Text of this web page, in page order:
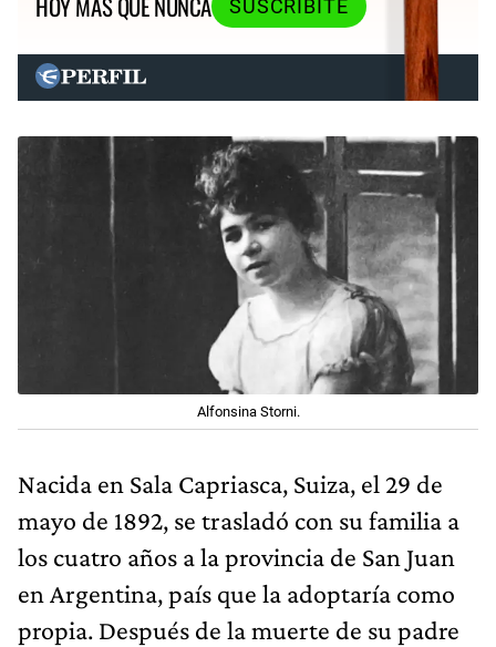
SUSCRIBITE
Alfonsina Storni.
Nacida en Sala Capriasca, Suiza, el 29 de
mayo de 1892, se trasladó con su familia a
los cuatro años a la provincia de San Juan
en Argentina, país que la adoptaría como
propia. Después de la muerte de su padre